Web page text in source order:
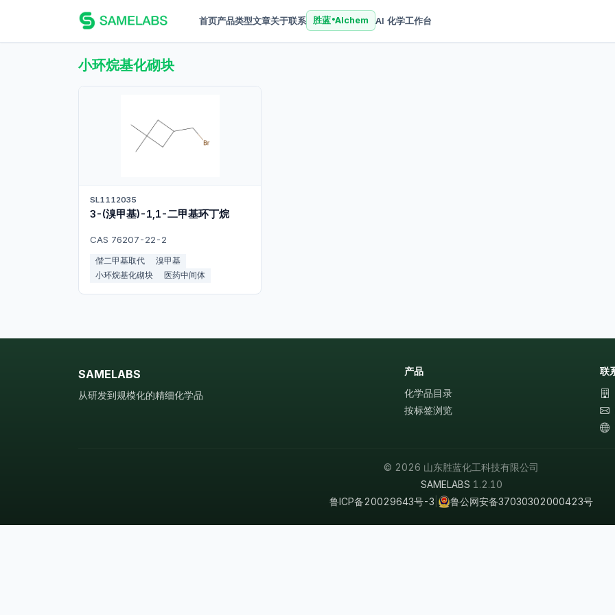
首页产品类型文章关于联系 胜蓝 ®AIchem AI 化学工作台
小环烷基化砌块
SL1112035
3-(溴甲基)-1,1-二甲基环丁烷
CAS 76207-22-2
偕二甲基取代
溴甲基
小环烷基化砌块
医药中间体
SAMELABS
从研发到规模化的精细化学品
产品
化学品目录
按标签浏览
联
© 2026 山东胜蓝化工科技有限公司
SAMELABS 1.2.10
鲁ICP备20029643号-3
鲁公网安备37030302000423号